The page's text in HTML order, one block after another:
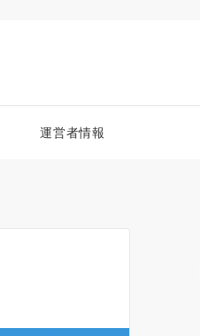
運営者情報